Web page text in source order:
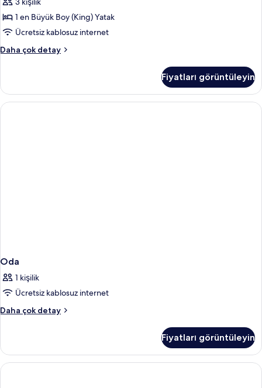
fotoğrafları
görün
1 en Büyük Boy (King) Yatak
Ücretsiz kablosuz internet
Daha çok detay
Superior
hakkında
daha
fazla
Fiyatları görüntüleyin
Oda
1 kişilik
Ücretsiz kablosuz internet
Daha çok detay
Oda
detay
Fiyatları görüntüleyin